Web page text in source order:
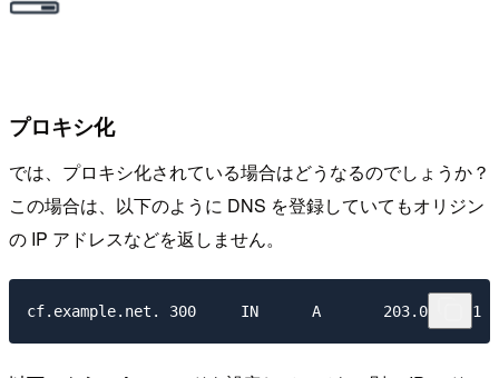
プロキシ化
では、プロキシ化されている場合はどうなるのでしょうか？
この場合は、以下のように DNS を登録していてもオリジン
の IP アドレスなどを返しません。